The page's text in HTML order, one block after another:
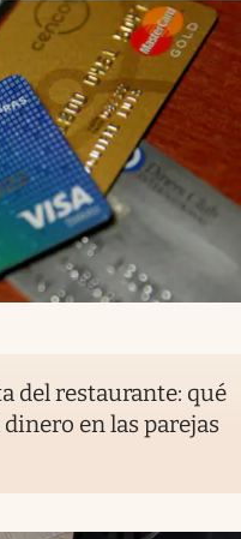
del restaurante: qué
en las parejas